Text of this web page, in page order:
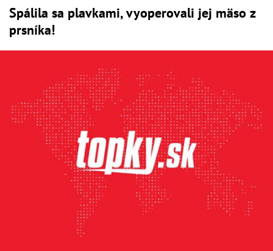
Spálila sa plavkami, vyoperovali jej mäso z
prsníka!